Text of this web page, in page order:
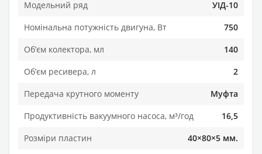
Модельний ряд
УІД-10
Номінальна потужність двигуна, Вт
750
Обʼєм колектора, мл
140
Обʼєм ресивера, л
2
Передача крутного моменту
Муфта
Продуктивність вакуумного насоса, м³/год
16,5
Розміри пластин
40×80×5 мм.